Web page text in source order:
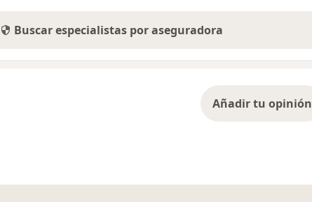
Buscar especialistas por aseguradora
Añadir tu opinión